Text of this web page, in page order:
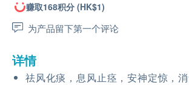
赚取168积分 (HK$1)
为产品留下第一个评论
详情
祛风化痰，息风止痉，安神定惊，